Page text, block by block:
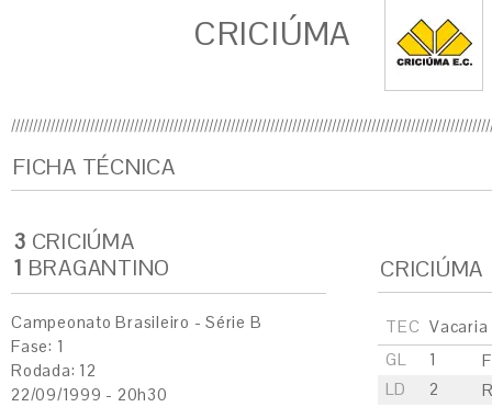
CRICIÚMA
FICHA TÉCNICA
3 CRICIÚMA
1 BRAGANTINO
Campeonato Brasileiro - Série B
Fase: 1
Rodada: 12
22/09/1999 - 20h30
CRICIÚMA
TEC Vacaria
GL
1
LD
2